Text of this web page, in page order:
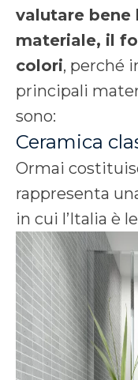
valutare bene
materiale, il
colori, perché
principali
sono:
Ceramica
Ormai
rappresenta
in cui l’Italia è